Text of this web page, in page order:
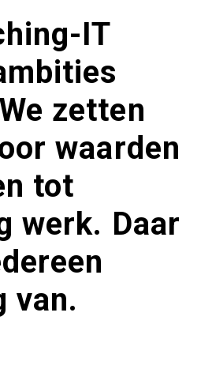
IT
zetten
waarden
tot
werk. Daar
van.